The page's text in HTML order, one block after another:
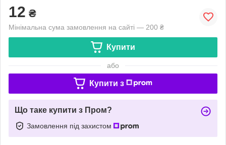
12 ₴
Мінімальна сума замовлення на сайті — 200 ₴
Купити
або
Купити з
Що таке купити з Пром?
Замовлення під захистом